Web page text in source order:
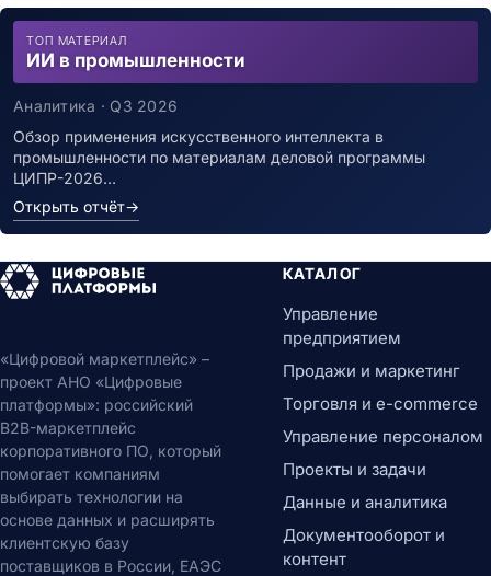
ТОП МАТЕРИАЛ
ИИ в промышленности
Аналитика · Q3 2026
Обзор применения искусственного интеллекта в
промышленности по материалам деловой программы
ЦИПР-2026…
Открыть отчёт→
«Цифровой маркетплейс» –
проект АНО «Цифровые
платформы»: российский
B2B-маркетплейс
корпоративного ПО, который
помогает компаниям
выбирать технологии на
основе данных и расширять
клиентскую базу
поставщиков в России, ЕАЭС
КАТАЛОГ
Управление
предприятием
Продажи и маркетинг
Торговля и e-commerce
Управление персоналом
Проекты и задачи
Данные и аналитика
Документооборот и
контент